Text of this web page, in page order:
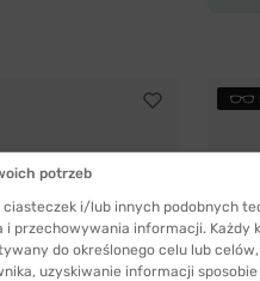
potrzeb
ciasteczek i/lub innych podobnych
i przechowywania informacji. Każdy
do określonego celu lub
uzyskiwanie informacji